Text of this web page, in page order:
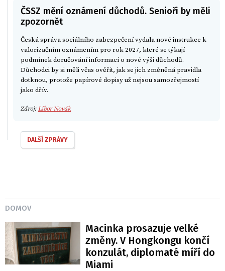
ČSSZ mění oznámení důchodů. Senioři by měli
zpozornět
Česká správa sociálního zabezpečení vydala nové instrukce k
valorizačním oznámením pro rok 2027, které se týkají
podmínek doručování informací o nové výši důchodů.
Důchodci by si měli včas ověřit, jak se jich změněná pravidla
dotknou, protože papírové dopisy už nejsou samozřejmostí
jako dřív.
Zdroj:Libor Novák
DALŠÍ ZPRÁVY
DOMOV
Macinka prosazuje velké
změny. V Hongkongu končí
konzulát, diplomaté míří do
Miami